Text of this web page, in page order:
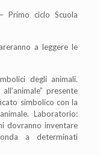
– Primo ciclo Scuola
a leggere le
degli animali.
all’animale”presente
simbolico con la
animale.Laboratorio:
dovranno inventare
a determinati